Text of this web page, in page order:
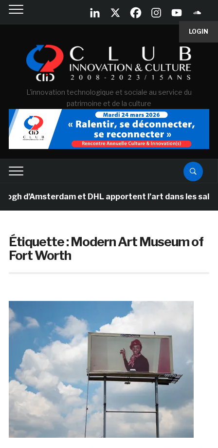
LOGIN
L'innovation technologique et sociale au service du
patrimoine et de la culture
d’Amsterdam et DHL apportent l’art dans les salles
Étiquette :Modern Art Museum of
Fort Worth